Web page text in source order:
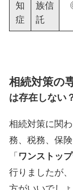
知
症
族信
託
相続対策の
は存在しない
相続対策に関
務、税務、保
「 ワンストッ
行りましたが